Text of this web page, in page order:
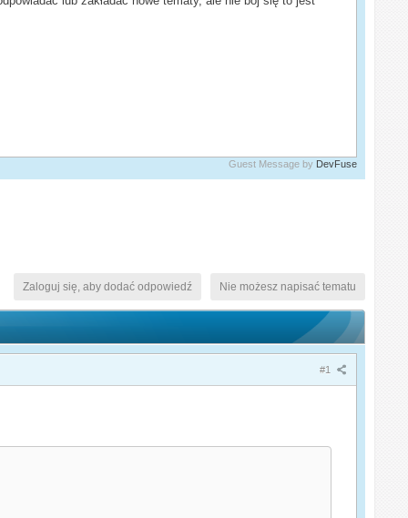
Guest Message by DevFuse
Nie możesz napisać tematu
Zaloguj się, aby dodać odpowiedź
#1